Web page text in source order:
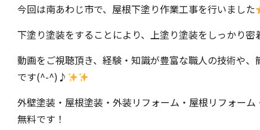
今回は南あわじ市で、屋根下塗り作業工事を行いました
下塗り塗装をすることにより、上塗り塗装をしっかり
動画をご視聴頂き、経験・知識が豊富な職人の技術や
です(^-^)♪
外壁塗装・屋根塗装・外装リフォーム・屋根リフォー
無料です！